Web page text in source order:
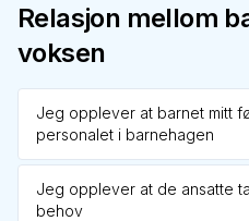
Relasjon mellom
voksen
Jeg opplever at barnet mitt
personalet i barnehagen
Jeg opplever at de ansatte
behov